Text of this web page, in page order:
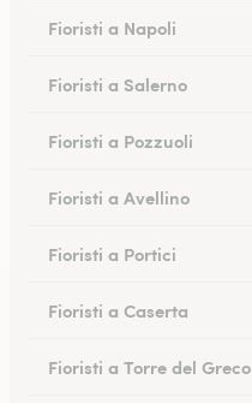
Fioristi a Napoli
Fioristi a Salerno
Fioristi a Pozzuoli
Fioristi a Avellino
Fioristi a Portici
Fioristi a Caserta
Fioristi a Torre del Greco